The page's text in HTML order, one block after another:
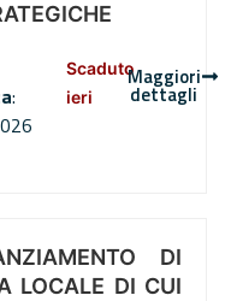
:
Scaduto
ieri
Maggiori
dettagli
DI
LOCALE DI CUI